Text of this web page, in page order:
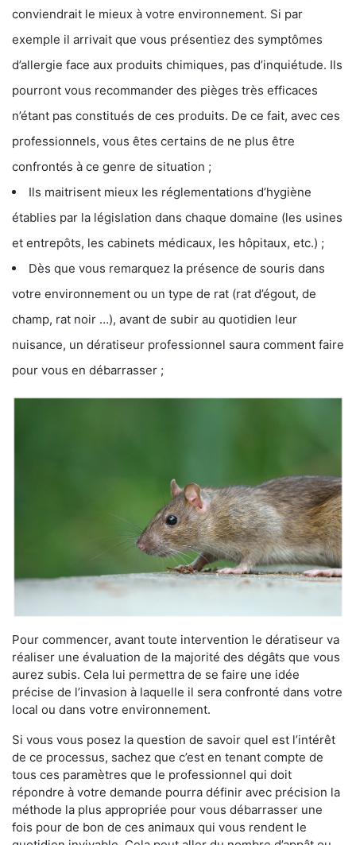
conviendrait le mieux à votre environnement. Si par
exemple il arrivait que vous présentiez des symptômes
d’allergie face aux produits chimiques, pas d’inquiétude. Ils
pourront vous recommander des pièges très efficaces
n’étant pas constitués de ces produits. De ce fait, avec ces
professionnels, vous êtes certains de ne plus être
confrontés à ce genre de situation ;
Ils maitrisent mieux les réglementations d’hygiène
établies par la législation dans chaque domaine (les usines
et entrepôts, les cabinets médicaux, les hôpitaux, etc.) ;
Dès que vous remarquez la présence de souris dans
votre environnement ou un type de rat (rat d’égout, de
champ, rat noir …), avant de subir au quotidien leur
nuisance, un dératiseur professionnel saura comment faire
pour vous en débarrasser ;
Pour commencer, avant toute intervention le dératiseur va
réaliser une évaluation de la majorité des dégâts que vous
aurez subis. Cela lui permettra de se faire une idée
précise de l’invasion à laquelle il sera confronté dans votre
local ou dans votre environnement.
Si vous vous posez la question de savoir quel est l’intérêt
de ce processus, sachez que c’est en tenant compte de
tous ces paramètres que le professionnel qui doit
répondre à votre demande pourra définir avec précision la
méthode la plus appropriée pour vous débarrasser une
fois pour de bon de ces animaux qui vous rendent le